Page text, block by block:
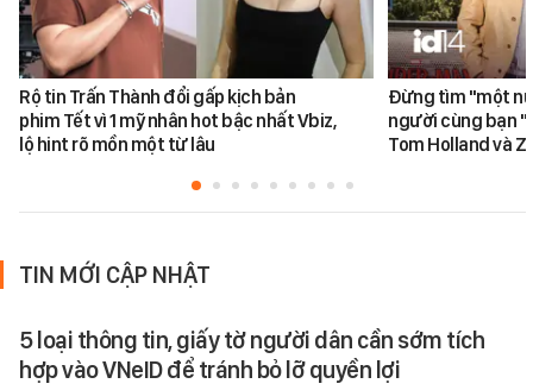
Rộ tin Trấn Thành đổi gấp kịch bản
phim Tết vì 1 mỹ nhân hot bậc nhất Vbiz,
lộ hint rõ mồn một từ lâu
Đừng tìm "một
người cùng bạn
Tom Holland và
TIN MỚI CẬP NHẬT
5 loại thông tin, giấy tờ người dân cần sớm tích
hợp vào VNeID để tránh bỏ lỡ quyền lợi